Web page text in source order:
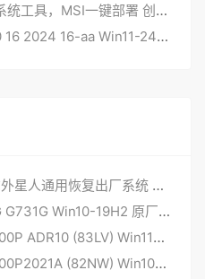
微星原厂系统无需U盘部署系统工具，MSI一键部署 创建F3一键还原 WIN10/WIN11-Restore MSI factory setting
惠普HP 幽灵 Spectre x360 16 2024 16-aa Win11-24H2原厂oem系统，带一键还原功能
戴尔出厂系统部署工具 戴尔外星人通用恢复出厂系统 DELLDHZ-V6更新
华硕ROG枪神3Plus G531G G731G Win10-19H2 原厂系统 工厂模式带F12 ASUSRecovery一键恢复功能
拯救者Lenovo Legion R9000P ADR10 (83LV) Win11家庭中文版 原厂系统
拯救者Lenovo Legion R7000P2021A (82NW) Win10家庭中文版 原厂系统